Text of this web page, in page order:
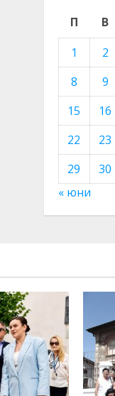
П В
1
2
8
9
15
16
22
23
29
30
« юни